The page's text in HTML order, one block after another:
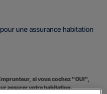
une assurance habitation
si vous cochez "OUI",
assurer votre habitation.